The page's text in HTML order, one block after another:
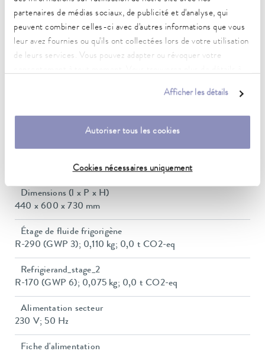
partenaires de médias sociaux, de publicité et d'analyse, qui
peuvent combiner celles-ci avec d'autres informations que vous
leur avez fournies ou qu'ils ont collectées lors de votre utilisation
de leurs services. Vous pouvez adapter ou révoquer votre
Afficher les détails
Autoriser tous les cookies
Cookies nécessaires uniquement
2,95 kW
Puissance absorbée max.
3 kW
Dimensions_bath_WTH
240 x 150 x 200 mm
Dimensions (l x P x H)
440 x 600 x 730 mm
Étage de fluide frigorigène
R-290 (GWP 3); 0,110 kg; 0,0 t CO2-eq
Refrigierand_stage_2
R-170 (GWP 6); 0,075 kg; 0,0 t CO2-eq
Alimentation secteur
230 V; 50 Hz
Fiche d'alimentation